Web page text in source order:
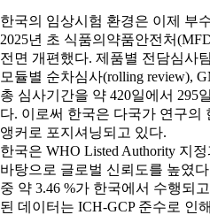
한국의 임상시험 환경은 이제 부
2025년 초 식품의약품안전처
전면 개편했다. 제품별 전담심사
모듈별 순차심사(rolling review),
총 심사기간을 약 420일에서 295
다. 이로써 한국은 다국가 연구의
앵커로 포지셔닝되고 있다.
한국은 WHO Listed Authority 지
바탕으로 글로벌 신뢰도를 높였
중 약 3.46 %가 한국에서 수행되
된 데이터는 ICH‑GCP 준수로 인